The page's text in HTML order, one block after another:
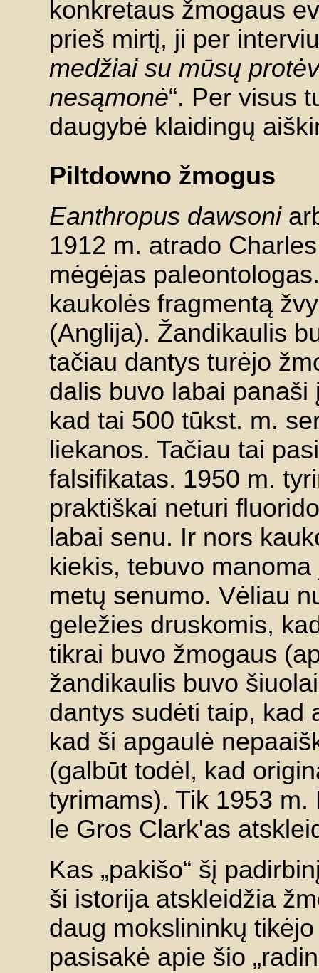
konkretaus žmogaus
prieš mirtį, ji per
medžiai su mūsų
nesąmonė“. Per visus
daugybė klaidingų
Piltdowno žmogus
Eanthropus dawsoni
1912 m. atrado
mėgėjas
kaukolės fragmentą
(Anglija). Žandikaulis
tačiau dantys turėjo
dalis buvo labai
kad tai 500 tūkst. m.
liekanos. Tačiau tai
falsifikatas. 1950 m.
praktiškai neturi
labai senu. Ir nors
kiekis, tebuvo
metų senumo. Vėliau
geležies druskomis,
tikrai buvo žmogaus
žandikaulis buvo
dantys sudėti taip, kad
kad ši apgaulė
(galbūt todėl, kad
tyrimams). Tik 1953 m.
le Gros Clark'as
Kas „pakišo“ šį
ši istorija atskleidžia
daug mokslininkų
pasisakė apie šio